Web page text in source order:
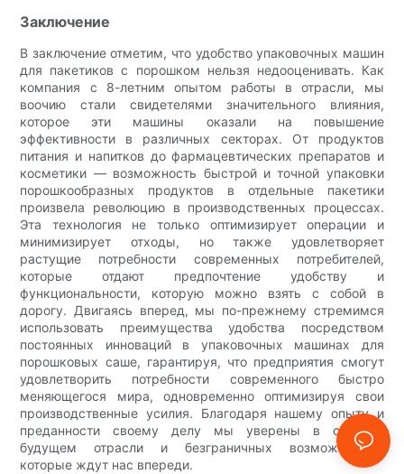
Заключение
В заключение отметим, что удобство упаковочных машин
для пакетиков с порошком нельзя недооценивать. Как
компания с 8-летним опытом работы в отрасли, мы
воочию стали свидетелями значительного влияния,
которое эти машины оказали на повышение
эффективности в различных секторах. От продуктов
питания и напитков до фармацевтических препаратов и
косметики — возможность быстрой и точной упаковки
порошкообразных продуктов в отдельные пакетики
произвела революцию в производственных процессах.
Эта технология не только оптимизирует операции и
минимизирует отходы, но также удовлетворяет
растущие потребности современных потребителей,
которые отдают предпочтение удобству и
функциональности, которую можно взять с собой в
дорогу. Двигаясь вперед, мы по-прежнему стремимся
использовать преимущества удобства посредством
постоянных инноваций в упаковочных машинах для
порошковых саше, гарантируя, что предприятия смогут
удовлетворить потребности современного быстро
меняющегося мира, одновременно оптимизируя свои
производственные усилия. Благодаря нашему опыту и
преданности своему делу мы уверены в светлом
будущем отрасли и безграничных возможностях,
которые ждут нас впереди.